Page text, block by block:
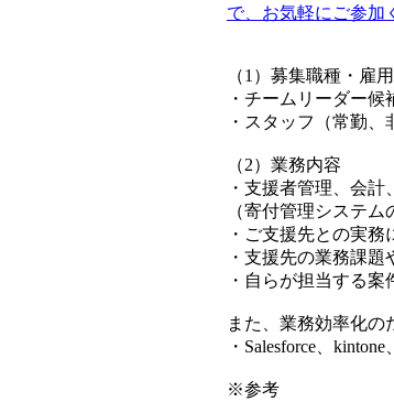
で、お気軽にご参加
（1）募集職種・雇
・チームリーダー
・スタッフ（常勤、
（2）業務内容
・支援者管理、会計
（寄付管理システ
・ご支援先との実
・支援先の業務課
・自らが担当する
また、業務効率化の
・Salesforce、
※参考